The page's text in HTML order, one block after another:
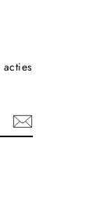
acties